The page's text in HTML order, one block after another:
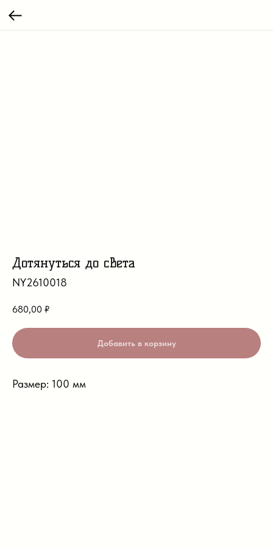
Дотянуться до света
NY2610018
680,00 ₽
Добавить в корзину
Размер: 100 мм